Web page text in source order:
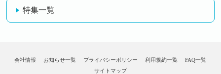
特集一覧
会社情報 お知らせ一覧 プライバシーポリシー 利用規約一覧
FAQ一覧
サイトマップ